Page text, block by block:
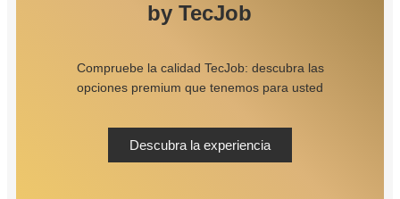
by TecJob
Compruebe la calidad TecJob: descubra las
opciones premium que tenemos para usted
Descubra la experiencia